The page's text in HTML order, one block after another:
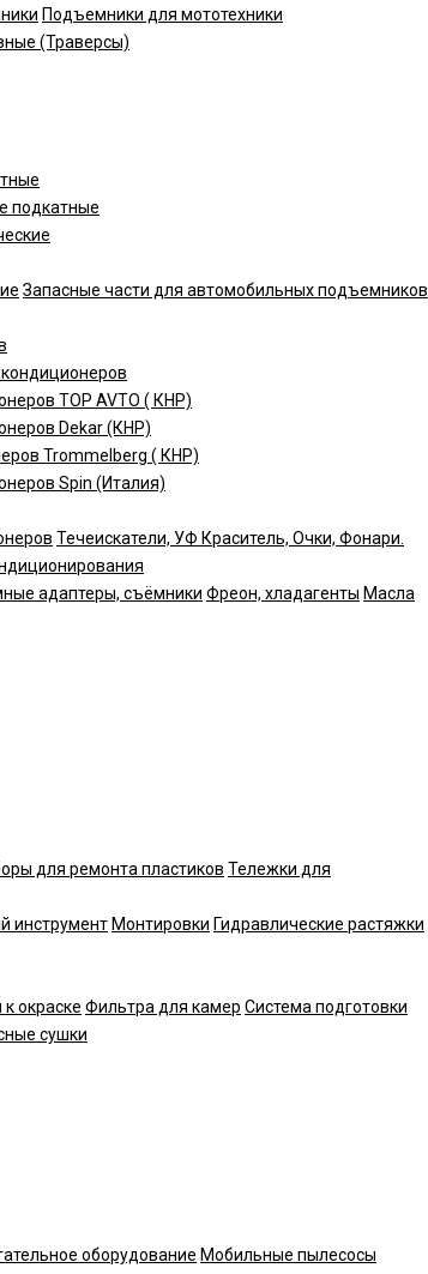
Подъемники для мототехники
(Траверсы)
подкатные
Запасные части для автомобильных подъемников
TOP AVTO ( КНР)
Dekar (КНР)
Trommelberg ( КНР)
Spin (Италия)
Течеискатели, УФ Краситель, Очки, Фонари.
адаптеры, съёмники Фреон, хладагенты Масла
для ремонта пластиков Тележки для
инструмент Монтировки Гидравлические растяжки
окраске Фильтра для камер Система подготовки
сушки
оборудование Мобильные пылесосы